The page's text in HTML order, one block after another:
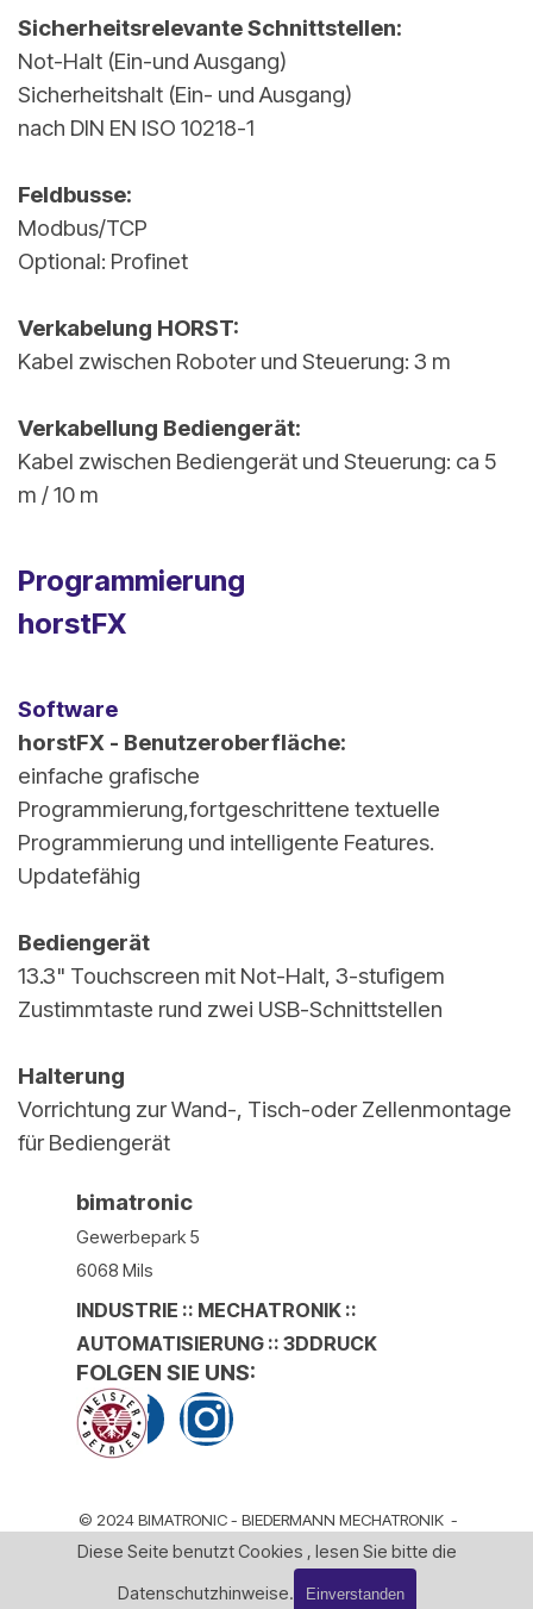
Sicherheitsrelevante Schnittstellen:
Not-Halt (Ein-und Ausgang)
Sicherheitshalt (Ein- und Ausgang)
nach DIN EN ISO 10218-1
Feldbusse:
Modbus/TCP
Optional: Profinet
Verkabelung HORST:
Kabel zwischen Roboter und Steuerung: 3 m
Verkabellung Bediengerät:
Kabel zwischen Bediengerät und Steuerung: ca 5
m / 10 m
Programmierung
horstFX
Software
horstFX - Benutzeroberfläche:
einfache grafische
Programmierung,fortgeschrittene textuelle
Programmierung und intelligente Features.
Updatefähig
Bediengerät
13.3" Touchscreen mit Not-Halt, 3-stufigem
Zustimmtaste rund zwei USB-Schnittstellen
Halterung
Vorrichtung zur Wand-, Tisch-oder Zellenmontage
für Bediengerät
bimatronic
Gewerbepark 5
6068 Mils
TIROL
© 2024 BIMATRONIC - BIEDERMANN MECHATRONIK -
KONTAKT|IMPRESSUM|DATENSCHUTZ|NEWS|
BLOG|HÄNDLER
INDUSTRIE :: MECHATRONIK ::
AUTOMATISIERUNG :: 3DDRUCK
0043512209033
tech@bimatronic.com
FOLGEN SIE UNS:
Diese Seite benutzt Cookies , lesen Sie bitte die
Datenschutzhinweise.
Einverstanden